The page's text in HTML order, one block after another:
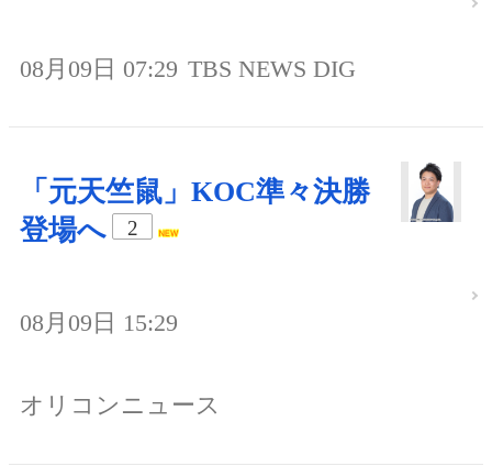
08月09日 07:29 TBS NEWS DIG
「元天竺鼠」KOC準々決勝
登場へ
2
08月09日 15:29
オリコンニュース